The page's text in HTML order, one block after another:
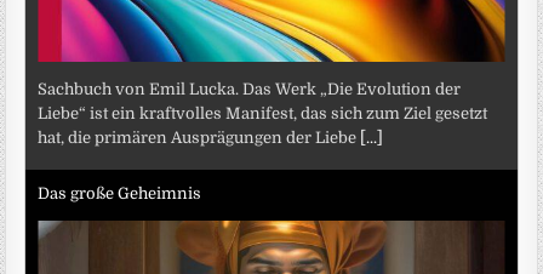
Sachbuch von Emil Lucka. Das Werk „Die Evolution der
Liebe“ ist ein kraftvolles Manifest, das sich zum Ziel gesetzt
hat, die primären Ausprägungen der Liebe [...]
Das große Geheimnis